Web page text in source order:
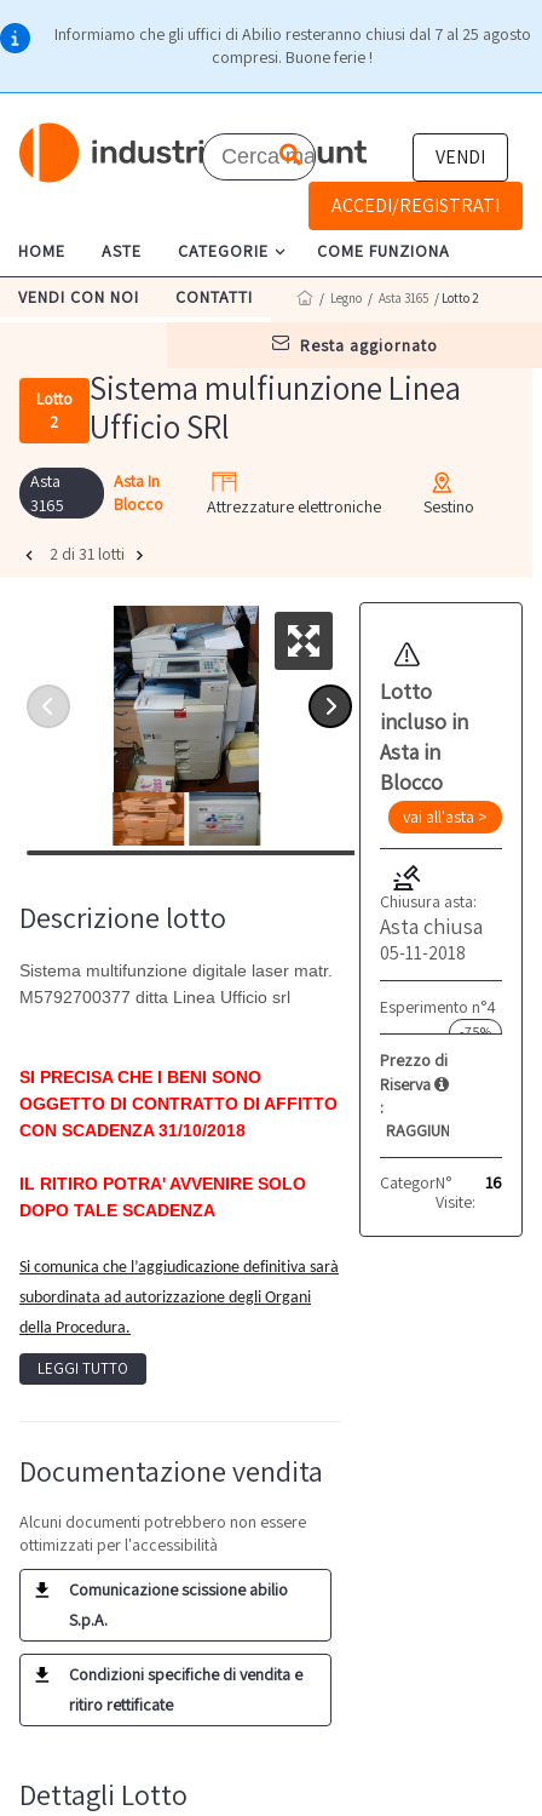
Informiamo che gli uffici di Abilio resteranno chiusi dal 7 al 25 agosto
compresi. Buone ferie !
VENDI
ACCEDI/REGISTRATI
HOME ASTE CATEGORIE COME FUNZIONA
VENDI CON NOI CONTATTI
resta aggiornato
/ Legno / Asta 3165 / Lotto 2
Lotto
2
Sistema mulfiunzione Linea
Ufficio SRl
Asta
3165
Asta In
Blocco
Attrezzature elettroniche Sestino
2 di 31 lotti
Lotto
incluso in
Asta in
Blocco
vai all'asta >
Chiusura asta:
Asta chiusa
05-11-2018
Esperimento n°4
-75%
Prezzo di
Riserva
:
RAGGIUNTO
Categoria:
N°
Visite:
16
Descrizione lotto
Sistema multifunzione digitale laser matr.
M5792700377 ditta Linea Ufficio srl
SI PRECISA CHE I BENI SONO
OGGETTO DI CONTRATTO DI AFFITTO
CON SCADENZA 31/10/2018
IL RITIRO POTRA' AVVENIRE SOLO
DOPO TALE SCADENZA
Si comunica che l’aggiudicazione definitiva sarà
subordinata ad autorizzazione degli Organi
della Procedura.
LEGGI TUTTO
Documentazione vendita
Alcuni documenti potrebbero non essere
ottimizzati per l'accessibilità
Comunicazione scissione abilio
S.p.A.
Condizioni specifiche di vendita e
ritiro rettificate
Dettagli Lotto